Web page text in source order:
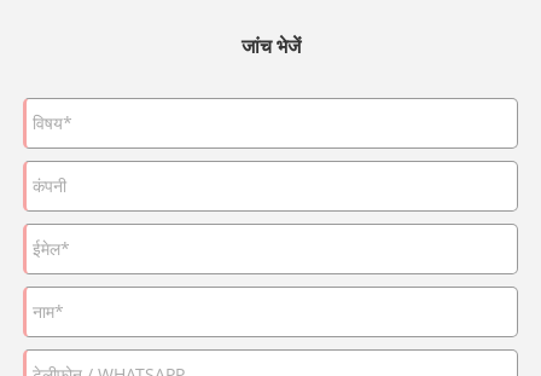
जांच भेजें